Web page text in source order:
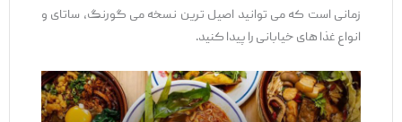
زمانی است که می‌ توانید اصیل ‌ترین نسخه می گورنگ، ساتای و
انواع غذا های خیابانی را پیدا کنید.